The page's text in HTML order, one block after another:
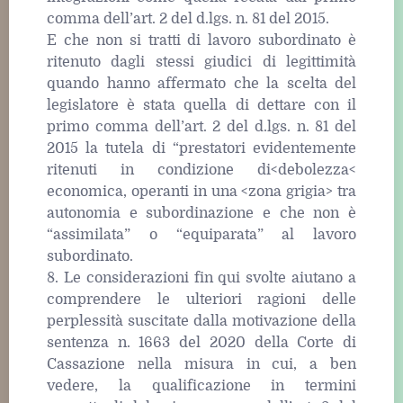
comma dell’art. 2 del d.lgs. n. 81 del 2015.
E che non si tratti di lavoro subordinato è
ritenuto dagli stessi giudici di legittimità
quando hanno affermato che la scelta del
legislatore è stata quella di dettare con il
primo comma dell’art. 2 del d.lgs. n. 81 del
2015 la tutela di “prestatori evidentemente
ritenuti in condizione di<debolezza<
economica, operanti in una <zona grigia> tra
autonomia e subordinazione e che non è
“assimilata” o “equiparata” al lavoro
subordinato.
8. Le considerazioni fin qui svolte aiutano a
comprendere le ulteriori ragioni delle
perplessità suscitate dalla motivazione della
sentenza n. 1663 del 2020 della Corte di
Cassazione nella misura in cui, a ben
vedere, la qualificazione in termini